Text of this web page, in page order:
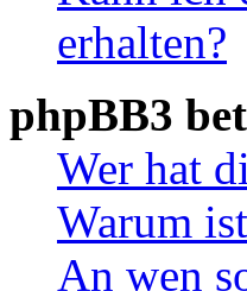
erhalten?
phpBB3
Wer hat
Warum
An wen